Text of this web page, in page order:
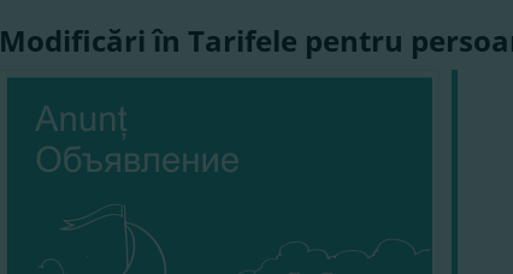
Modificări în Tarifele pentru